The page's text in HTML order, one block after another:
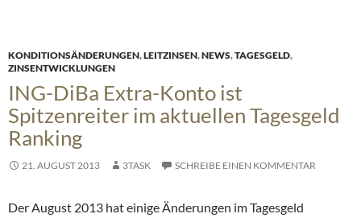
KONDITIONSÄNDERUNGEN,LEITZINSEN,NEWS,TAGESGELD,
ZINSENTWICKLUNGEN
ING-DiBa Extra-Konto ist
Spitzenreiter im aktuellen Tagesgeld
Ranking
21. AUGUST 2013 3TASK SCHREIBE EINEN KOMMENTAR
Der August 2013 hat einige Änderungen im Tagesgeld